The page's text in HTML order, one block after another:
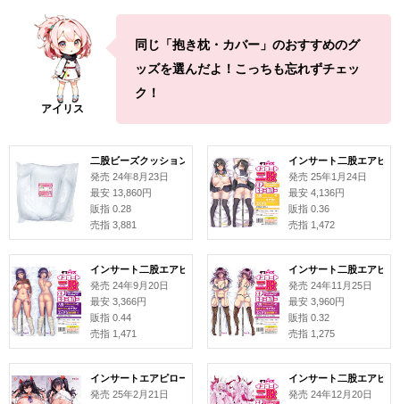
同じ「抱き枕・カバー」のおすすめのグ
ッズを選んだよ！こっちも忘れずチェッ
ク！
二股ビーズクッション 本体
発売 24年8月23日
最安 13,860円
販指 0.28
売指 3,881
インサート二股エアピ
発売 25年1月24日
最安 4,136円
販指 0.36
売指 1,472
インサート二股エアピローカバー#158 ねこ電力
発売 24年9月20日
最安 3,366円
販指 0.44
売指 1,471
インサート二股エアピ
発売 24年11月25日
最安 3,960円
販指 0.32
売指 1,275
インサートエアピロー用枕カバー#344 合歓垣天音 イラスト:がなり龍
発売 25年2月21日
インサート二股エアピ
発売 24年12月20日